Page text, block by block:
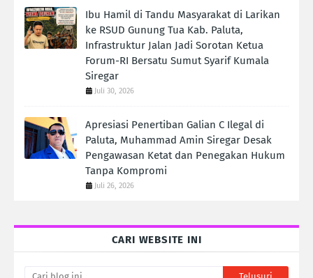
Ibu Hamil di Tandu Masyarakat di Larikan
ke RSUD Gunung Tua Kab. Paluta,
Infrastruktur Jalan Jadi Sorotan Ketua
Forum-RI Bersatu Sumut Syarif Kumala
Siregar
Juli 30, 2026
Apresiasi Penertiban Galian C Ilegal di
Paluta, Muhammad Amin Siregar Desak
Pengawasan Ketat dan Penegakan Hukum
Tanpa Kompromi
Juli 26, 2026
CARI WEBSITE INI